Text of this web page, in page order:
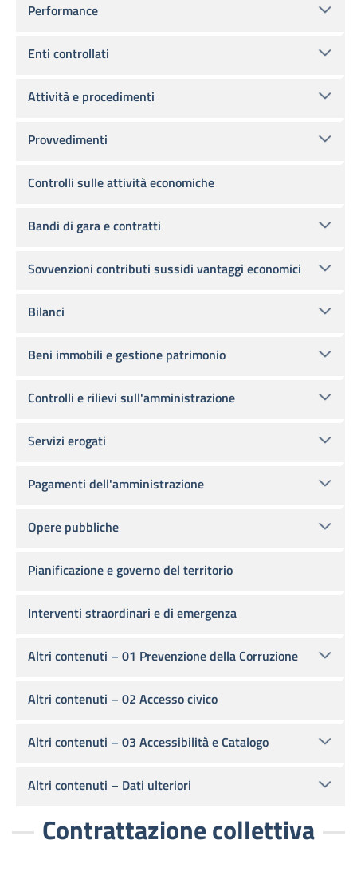
Contrattazione collettiva
Performance
Enti controllati
Attività e procedimenti
Provvedimenti
Controlli sulle attività economiche
Bandi di gara e contratti
Sovvenzioni contributi sussidi vantaggi economici
Bilanci
Beni immobili e gestione patrimonio
Controlli e rilievi sull'amministrazione
Servizi erogati
Pagamenti dell'amministrazione
Opere pubbliche
Pianificazione e governo del territorio
Interventi straordinari e di emergenza
Altri contenuti – 01 Prevenzione della Corruzione
Altri contenuti – 02 Accesso civico
Altri contenuti – 03 Accessibilità e Catalogo
Altri contenuti – Dati ulteriori